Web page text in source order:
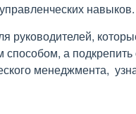
навыков.
руководителей,
способом, а
менеджмента,